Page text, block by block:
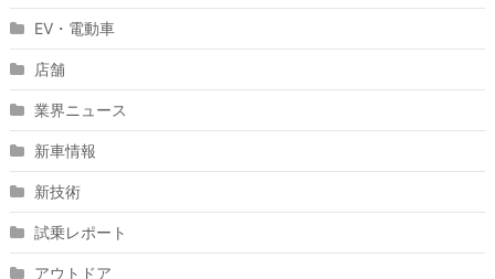
EV・電動車
店舗
業界ニュース
新車情報
新技術
試乗レポート
アウトドア